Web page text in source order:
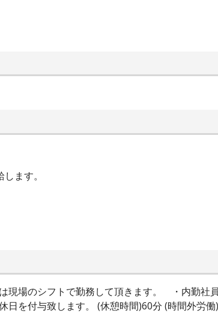
ます。
現場のシフトで勤務して頂きます。 ・内勤社
付与致します。 (休憩時間)60分 (時間外労働